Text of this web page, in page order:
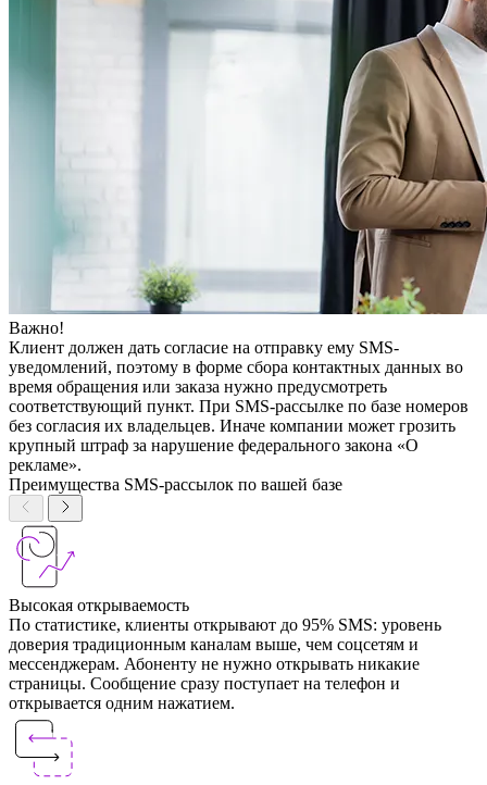
Важно!
Клиент должен дать согласие на отправку ему SMS-
уведомлений, поэтому в форме сбора контактных данных во
время обращения или заказа нужно предусмотреть
соответствующий пункт. При SMS-рассылке по базе номеров
без согласия их владельцев. Иначе компании может грозить
крупный штраф за нарушение федерального закона «О
рекламе».
Преимущества SMS-рассылок по вашей базе
Высокая открываемость
По статистике, клиенты открывают до 95% SMS: уровень
доверия традиционным каналам выше, чем соцсетям и
мессенджерам. Абоненту не нужно открывать никакие
страницы. Сообщение сразу поступает на телефон и
открывается одним нажатием.